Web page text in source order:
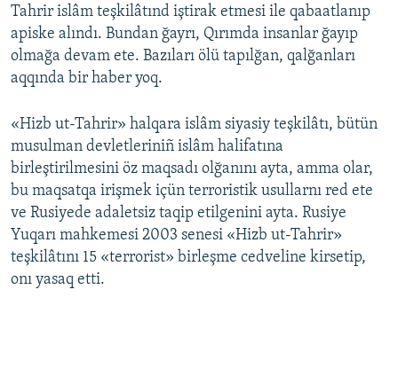
Tahrir islâm teşkilâtınd iştirak etmesi ile qabaatlanıp
apiske alındı. Bundan ğayrı, Qırımda insanlar ğayıp
olmağa devam ete. Bazıları ölü tapılğan, qalğanları
aqqında bir haber yoq.
«Hizb ut-Tahrir» halqara islâm siyasiy teşkilâtı, bütün
musulman devletleriniñ islâm halifatına
birleştirilmesini öz maqsadı olğanını ayta, amma olar,
bu maqsatqa irişmek içün terroristik usullarnı red ete
ve Rusiyede adaletsiz taqip etilgenini ayta. Rusiye
Yuqarı mahkemesi 2003 senesi «Hizb ut-Tahrir»
teşkilâtını 15 «terrorist» birleşme cedveline kirsetip,
onı yasaq etti.